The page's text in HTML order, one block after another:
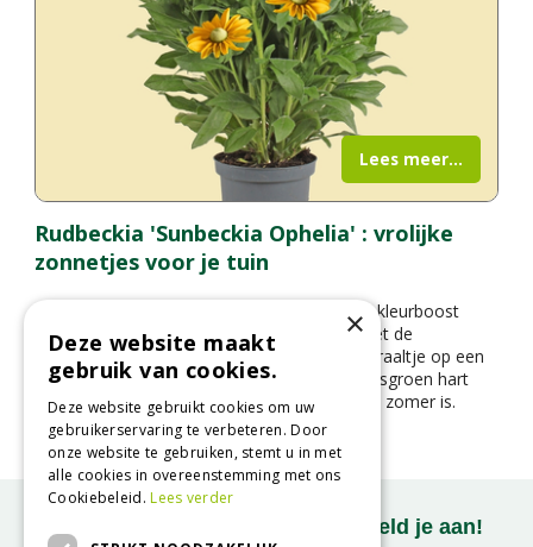
Rudbeckia 'Sunbeckia Ophelia' : vrolijke
zonnetjes voor je tuin
Op zoek naar een plant die je tuin een flinke kleurboost
geeft in de zomer en herfst? Maak kennis met de
Rudbeckia ‘Sunbeckia Ophelia’ – een zonnestraaltje op een
steel. Met haar knalgele bloemblaadjes en frisgroen hart
fleurt ze elke border of pot op alsof het altijd zomer is.
Lees meer...
Onze nieuwsbrief ontvangen? Meld je aan!
×
Deze website maakt
gebruik van cookies.
Deze website gebruikt cookies om uw
gebruikerservaring te verbeteren. Door
onze website te gebruiken, stemt u in met
alle cookies in overeenstemming met ons
Cookiebeleid.Lees verder